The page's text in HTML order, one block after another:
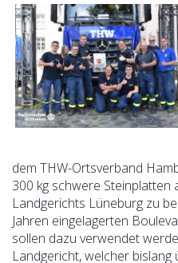
dem THW-Ortsverband
300 kg schwere Steinplatten
Landgerichts Lüneburg zu
Jahren eingelagerten
sollen dazu verwendet
Landgericht, welcher